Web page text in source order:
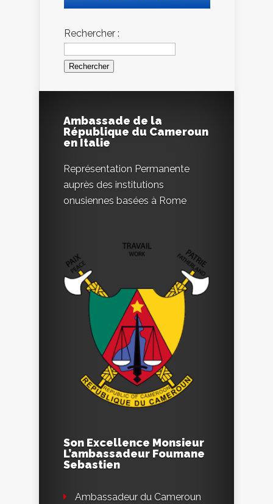
Rechercher :
Ambassade de la
République du Cameroun
en Italie
Représentation Permanente
auprès des institutions
onusiennes basées à Rome
Son Excellence Monsieur
L’ambassadeur Foumane
Sebastien
Ambassadeur du Cameroun